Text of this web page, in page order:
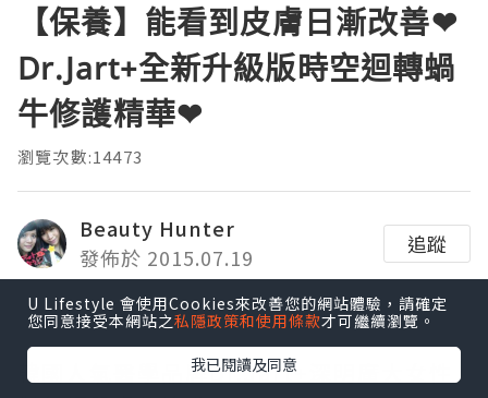
【保養】能看到皮膚日漸改善❤
Dr.Jart+全新升級版時空迴轉蝸
牛修護精華❤
瀏覽次數:14473
Beauty Hunter
發佈於 2015.07.19
追蹤
韓國人氣醫學品牌Dr.Jart+
U Lifestyle 會使用Cookies來改善您的網站體驗，請確定
您同意接受本網站之私隱政策和使用條款才可繼續瀏覽。
我已閱讀及同意